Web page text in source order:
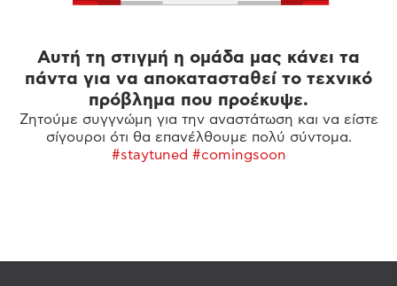
Αυτή τη στιγμή η ομάδα μας κάνει τα
πάντα για να αποκατασταθεί το τεχνικό
πρόβλημα που προέκυψε.
Ζητούμε συγγνώμη για την αναστάτωση και να είστε
σίγουροι ότι θα επανέλθουμε πολύ σύντομα.
#staytuned #comingsoon